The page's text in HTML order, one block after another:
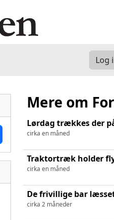
Log
Mere om
Lørdag trækkes der
cirka en måned
Traktortræk holder
cirka en måned
De frivillige bar
cirka 2 måneder